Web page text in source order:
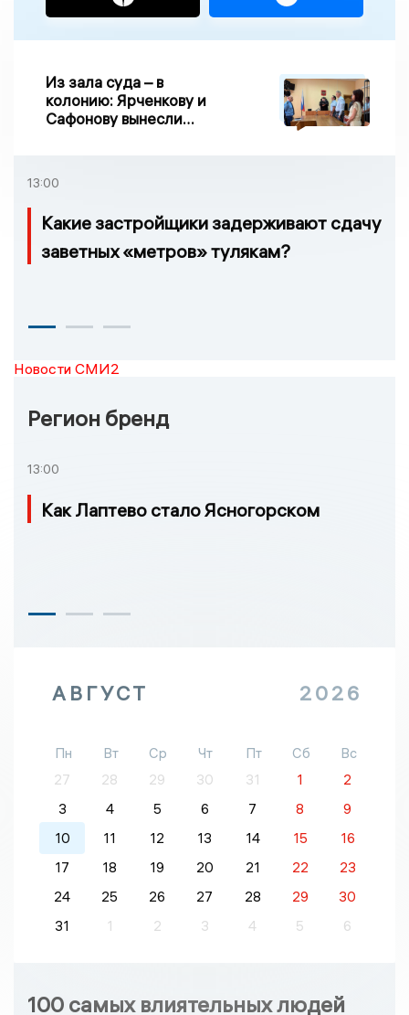
Из зала суда – в
колонию: Ярченкову и
Сафонову вынесли
13:00
Какие застройщики задерживают сдачу
заветных «метров» тулякам?
Новости СМИ2
Регион бренд
13:00
Как Лаптево стало Ясногорском
АВГУСТ 2026
Пн Вт Ср Чт Пт Сб
Вс
27
28 29 30 31 1
2
3
4 5 6 7 8
9
10
11 12 13 14 15
16
17
18 19 20 21 22
23
24
25 26 27 28 29
30
31
1 2 3 4 5 6
100 самых влиятельных людей